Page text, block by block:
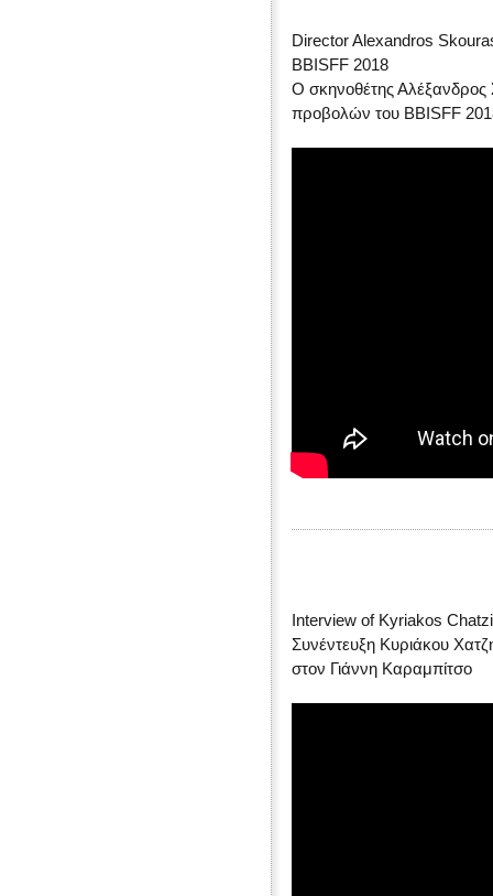
Director Alexandros
BBISFF 2018
Ο σκηνοθέτης
προβολών του BBISFF
Interview of Kyriakos
Συνέντευξη Κυριάκου
στον Γιάννη Καραμπίτσο